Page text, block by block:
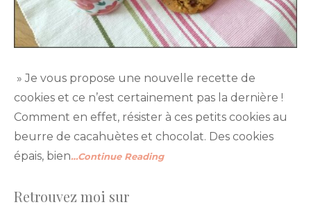
» Je vous propose une nouvelle recette de
cookies et ce n’est certainement pas la dernière !
Comment en effet, résister à ces petits cookies au
beurre de cacahuètes et chocolat. Des cookies
épais, bien…Continue Reading
Retrouvez moi sur